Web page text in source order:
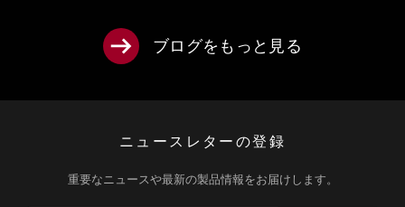
ブログをもっと見る
ニュースレターの登録
重要なニュースや最新の製品情報をお届けします。